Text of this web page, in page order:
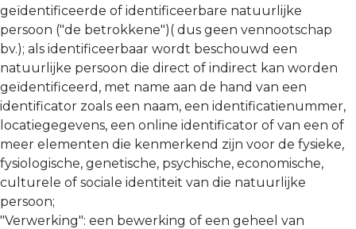
geïdentificeerde of identificeerbare natuurlijke
persoon ("de betrokkene")( dus geen vennootschap
bv.); als identificeerbaar wordt beschouwd een
natuurlijke persoon die direct of indirect kan worden
geïdentificeerd, met name aan de hand van een
identificator zoals een naam, een identificatienummer,
locatiegegevens, een online identificator of van een of
meer elementen die kenmerkend zijn voor de fysieke,
fysiologische, genetische, psychische, economische,
culturele of sociale identiteit van die natuurlijke
persoon;
"Verwerking": een bewerking of een geheel van